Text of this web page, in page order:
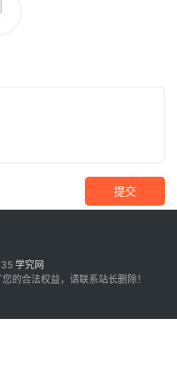
提交
学究网
的合法权益，请联系站长删除！